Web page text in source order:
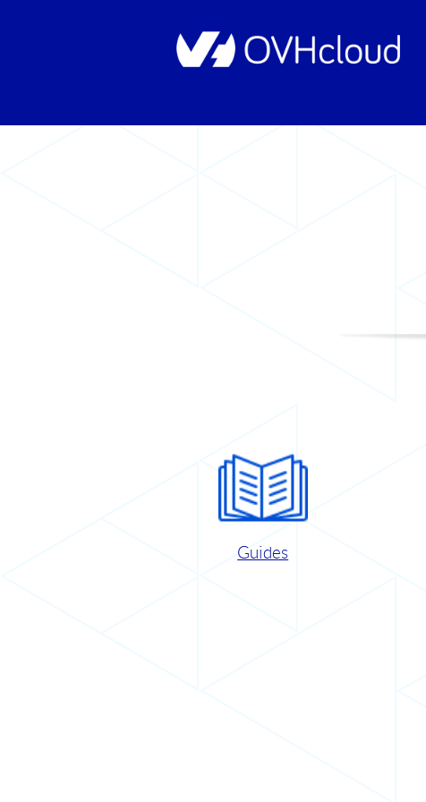
Guides